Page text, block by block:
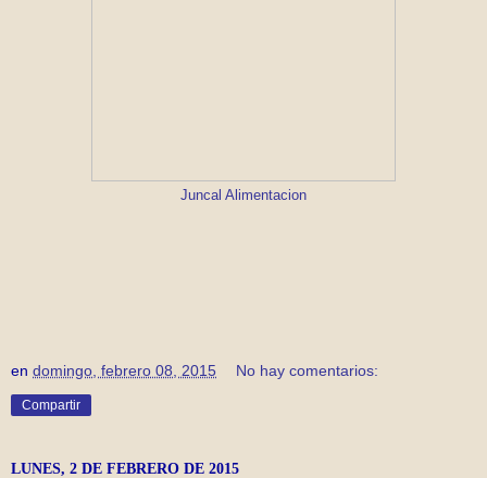
Juncal Alimentacion
en domingo, febrero 08, 2015 No hay comentarios:
Compartir
LUNES, 2 DE FEBRERO DE 2015